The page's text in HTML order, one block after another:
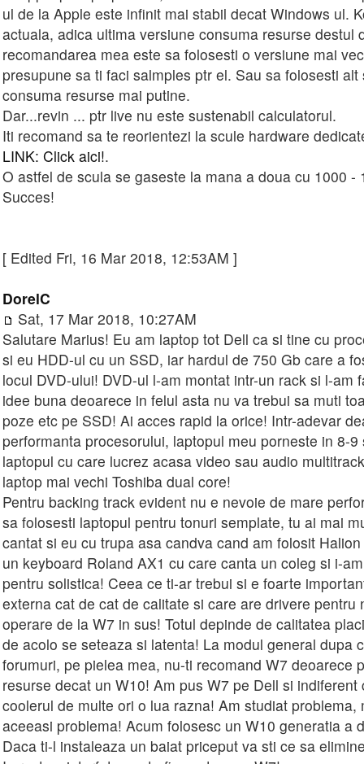
ul de la Apple este infinit mai stabil decat Windows ul.
actuala, adica ultima versiune consuma resurse destul
recomandarea mea este sa folosesti o versiune mai
presupune sa ti faci salmples ptr el. Sau sa folosesti
consuma resurse mai putine.
Dar...revin ... ptr live nu este sustenabil calculatorul.
Iti recomand sa te reorientezi la scule hardware
LINK: Click aici!.
O astfel de scula se gaseste la mana a doua cu 1000 -
Succes!
[ Edited Fri, 16 Mar 2018, 12:53AM ]
DorelC
Sat, 17 Mar 2018, 10:27AM
Salutare Marius! Eu am laptop tot Dell ca si tine cu
si eu HDD-ul cu un SSD, iar hardul de 750 Gb care a
locul DVD-ului! DVD-ul l-am montat intr-un rack si l-am
idee buna deoarece in felul asta nu va trebui sa muti
poze etc pe SSD! Ai acces rapid la orice! Intr-adevar
performanta procesorului, laptopul meu porneste in 8-
laptopul cu care lucrez acasa video sau audio
laptop mai vechi Toshiba dual core!
Pentru backing track evident nu e nevoie de mare
sa folosesti laptopul pentru tonuri semplate, tu ai mai
cantat si eu cu trupa asa candva cand am folosit
un keyboard Roland AX1 cu care canta un coleg si i-
pentru solistica! Ceea ce ti-ar trebui si e foarte
externa cat de cat de calitate si care are drivere pentru
operare de la W7 in sus! Totul depinde de calitatea
de acolo se seteaza si latenta! La modul general dupa
forumuri, pe pielea mea, nu-ti recomand W7 deoarece
resurse decat un W10! Am pus W7 pe Dell si
coolerul de multe ori o lua razna! Am studiat problema,
aceeasi problema! Acum folosesc un W10 generatia a
Daca ti-l instaleaza un baiat priceput va sti ce sa